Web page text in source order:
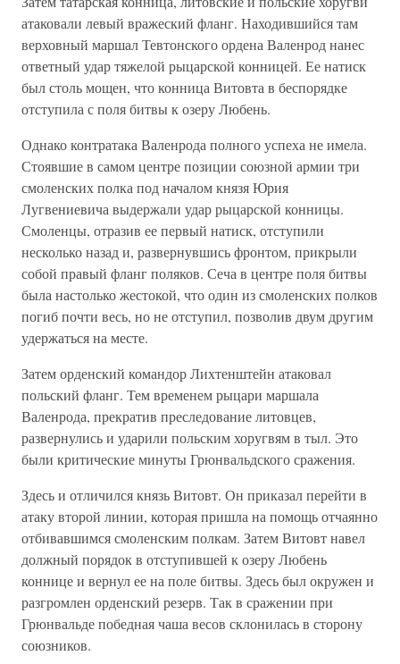
атаковали левый вражеский фланг. Находившийся там
верховный маршал Тевтонского ордена Валенрод нанес
ответный удар тяжелой рыцарской конницей. Ее натиск
был столь мощен, что конница Витовта в беспорядке
отступила с поля битвы к озеру Любень.
Однако контратака Валенрода полного успеха не имела.
Стоявшие в самом центре позиции союзной армии три
смоленских полка под началом князя Юрия
Лугвениевича выдержали удар рыцарской конницы.
Смоленцы, отразив ее первый натиск, отступили
несколько назад и, развернувшись фронтом, прикрыли
собой правый фланг поляков. Сеча в центре поля битвы
была настолько жестокой, что один из смоленских полков
погиб почти весь, но не отступил, позволив двум другим
удержаться на месте.
Затем орденский командор Лихтенштейн атаковал
польский фланг. Тем временем рыцари маршала
Валенрода, прекратив преследование литовцев,
развернулись и ударили польским хоругвям в тыл. Это
были критические минуты Грюнвальдского сражения.
Здесь и отличился князь Витовт. Он приказал перейти в
атаку второй линии, которая пришла на помощь отчаянно
отбивавшимся смоленским полкам. Затем Витовт навел
должный порядок в отступившей к озеру Любень
коннице и вернул ее на поле битвы. Здесь был окружен и
разгромлен орденский резерв. Так в сражении при
Грюнвальде победная чаша весов склонилась в сторону
союзников.